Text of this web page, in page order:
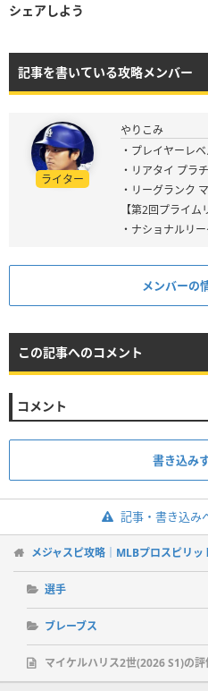
シェアしよう
記事を書いている攻略メンバー
ライター
やりこみ
・プレイヤーレ
・リアタイ プラ
・リーグランク
【第2回プライム
・ナショナルリ
メンバーの
この記事へのコメント
コメント
書き込み
記事・書き込み
メジャスピ攻略｜MLBプロスピリッ
選手
ブレーブス
マイケルハリス2世(2026 S1)の